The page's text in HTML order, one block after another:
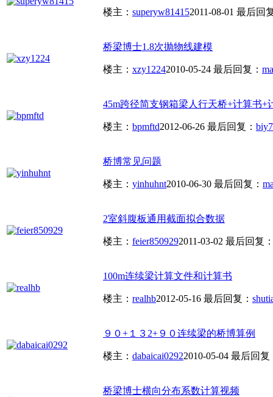
楼主： superyw814152011-08-01 最后回
桥梁博士1.8次抛物线建模
楼主： xzy12242010-05-24 最后回复：
45m跨径简支钢箱梁人行天桥+计算书+
楼主： bpmftd2012-06-26 最后回复： biy7
桥博常见问题
楼主： yinhuhnt2010-06-30 最后回复：
2室斜腹板通用截面拟合数据
楼主： feier8509292011-03-02 最后回复
100m连续梁计算文件和计算书
楼主： realhb2012-05-16 最后回复：
９０+１３2+９０连续梁的桥博算例
楼主： dabaicai02922010-05-04 最后回复
桥梁博士横向分布系数计算视频